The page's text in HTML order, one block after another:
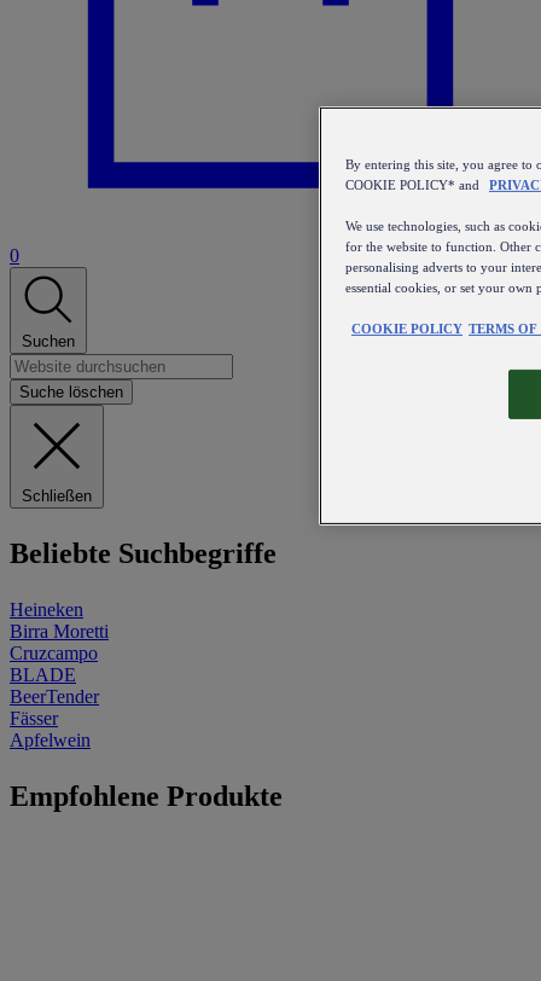
0
Suchen
Suche löschen
Schließen
Beliebte Suchbegriffe
Heineken
Birra Moretti
Cruzcampo
BLADE
BeerTender
Fässer
Apfelwein
Empfohlene Produkte
By entering this site, you agree to
COOKIE POLICY* and
We use technologies, such as
for the website to function. Other
personalising adverts to your
essential cookies, or set your own
COOKIE POLICY TERMS OF